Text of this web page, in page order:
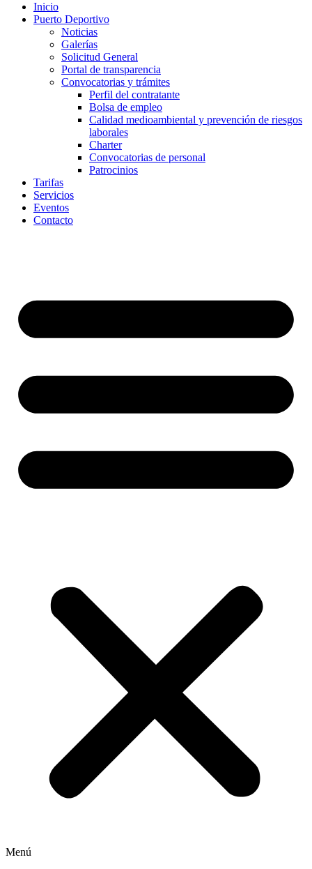
Inicio
Puerto Deportivo
Noticias
Galerías
Solicitud General
Portal de transparencia
Convocatorias y trámites
Perfil del contratante
Bolsa de empleo
Calidad medioambiental y prevención de riesgos
laborales
Charter
Convocatorias de personal
Patrocinios
Tarifas
Servicios
Eventos
Contacto
Menú